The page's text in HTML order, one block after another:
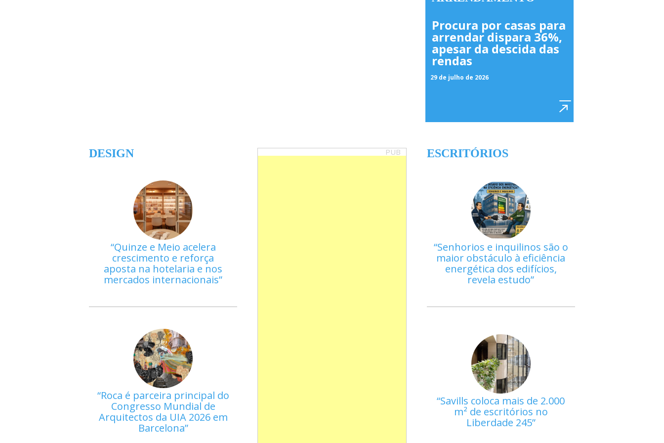
Procura por casas para
arrendar dispara 36%,
apesar da descida das
rendas
29 de julho de 2026
DESIGN
Quinze e Meio acelera
crescimento e reforça
aposta na hotelaria e nos
mercados internacionais
Roca é parceira principal do
Congresso Mundial de
Arquitectos da UIA 2026 em
Barcelona
PUB ESCRITÓRIOS
Senhorios e inquilinos são o
maior obstáculo à eficiência
energética dos edifícios,
revela estudo
Savills coloca mais de 2.000
m² de escritórios no
Liberdade 245